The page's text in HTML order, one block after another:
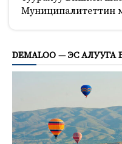
Муниципалитеттин
DEMALOO — ЭС